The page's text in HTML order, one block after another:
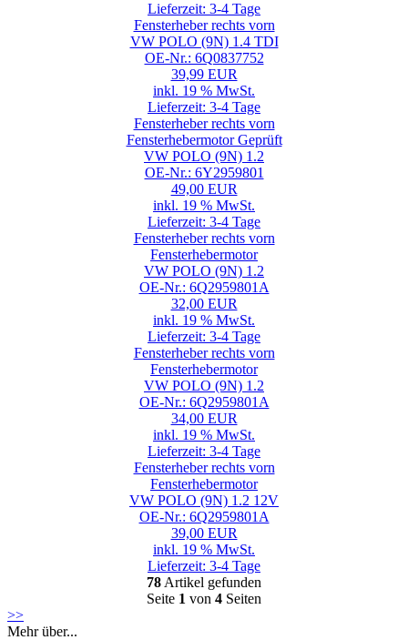
Lieferzeit: 3-4 Tage
Fensterheber rechts vorn
VW POLO (9N) 1.4 TDI
OE-Nr.: 6Q0837752
39,99 EUR
inkl. 19 % MwSt.
Lieferzeit: 3-4 Tage
Fensterheber rechts vorn
Fensterhebermotor Geprüft
VW POLO (9N) 1.2
OE-Nr.: 6Y2959801
49,00 EUR
inkl. 19 % MwSt.
Lieferzeit: 3-4 Tage
Fensterheber rechts vorn
Fensterhebermotor
VW POLO (9N) 1.2
OE-Nr.: 6Q2959801A
32,00 EUR
inkl. 19 % MwSt.
Lieferzeit: 3-4 Tage
Fensterheber rechts vorn
Fensterhebermotor
VW POLO (9N) 1.2
OE-Nr.: 6Q2959801A
34,00 EUR
inkl. 19 % MwSt.
Lieferzeit: 3-4 Tage
Fensterheber rechts vorn
Fensterhebermotor
VW POLO (9N) 1.2 12V
OE-Nr.: 6Q2959801A
39,00 EUR
inkl. 19 % MwSt.
Lieferzeit: 3-4 Tage
78 Artikel gefunden
Seite 1 von 4 Seiten
>>
Mehr über...